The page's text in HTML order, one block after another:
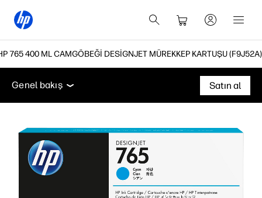
765 400 ML CAMGÖBEĞI DESIGNJET MÜREKKEP KARTUŞU (F9J52A)
Genel bakış
Destek
Genel bakış
Destek
Satın al